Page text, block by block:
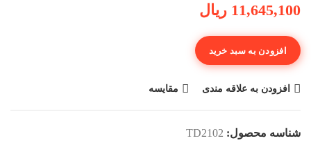
11,645,100 ریال
افزودن به سبد خرید
افزودن به علاقه مندی مقایسه
شناسه محصول: TD2102